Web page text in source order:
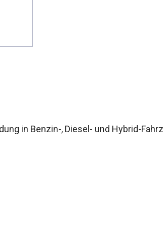
in Benzin-, Diesel- und Hybrid-